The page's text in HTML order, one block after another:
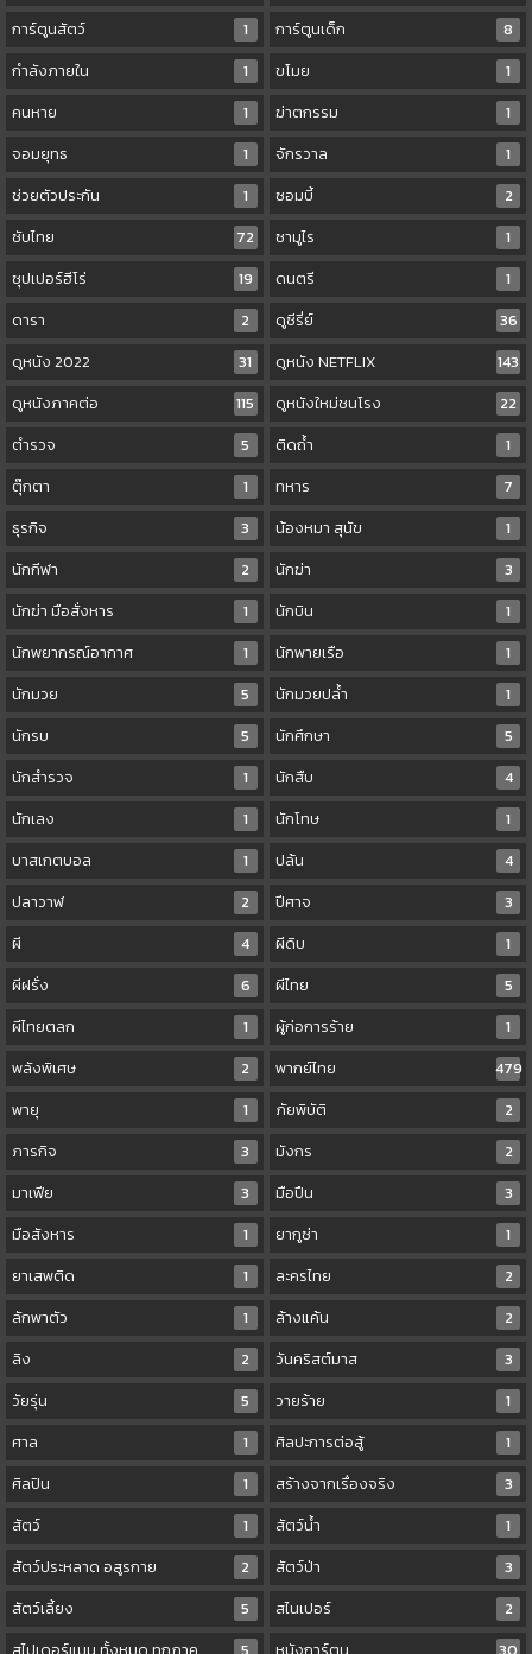
การ์ตูนสัตว์
1 การ์ตูนเด็ก
8
กำลังภายใน
1 ขโมย
1
คนหาย
1 ฆ่าตกรรม
1
จอมยุทธ
1 จักรวาล
1
ช่วยตัวประกัน
1 ซอมบี้
2
ซับไทย
72 ซามูไร
1
ซุปเปอร์ฮีโร่
19 ดนตรี
1
ดารา
2 ดูซีรี่ย์
36
ดูหนัง 2022
31 ดูหนัง NETFLIX
143
ดูหนังภาคต่อ
115 ดูหนังใหม่ชนโรง
22
ตำรวจ
5 ติดถ้ำ
1
ตุ๊กตา
1 ทหาร
7
ธุรกิจ
3 น้องหมา สุนัข
1
นักกีฬา
2 นักฆ่า
3
นักฆ่า มือสั่งหาร
1 นักบิน
1
นักพยากรณ์อากาศ
1 นักพายเรือ
1
นักมวย
5 นักมวยปล้ำ
1
นักรบ
5 นักศึกษา
5
นักสำรวจ
1 นักสืบ
4
นักเลง
1 นักโทษ
1
บาสเกตบอล
1 ปล้น
4
ปลาวาฬ
2 ปีศาจ
3
ผี
4 ผีดิบ
1
ผีฝรั่ง
6 ผีไทย
5
ผีไทยตลก
1 ผู้ก่อการร้าย
1
พลังพิเศษ
2 พากย์ไทย
479
พายุ
1 ภัยพิบัติ
2
ภารกิจ
3 มังกร
2
มาเฟีย
3 มือปืน
3
มือสังหาร
1 ยากูซ่า
1
ยาเสพติด
1 ละครไทย
2
ลักพาตัว
1 ล้างแค้น
2
ลิง
2 วันคริสต์มาส
3
วัยรุ่น
5 วายร้าย
1
ศาล
1 ศิลปะการต่อสู้
1
ศิลปิน
1 สร้างจากเรื่องจริง
3
สัตว์
1 สัตว์น้ำ
1
สัตว์ประหลาด อสูรกาย
2 สัตว์ป่า
3
สัตว์เลี้ยง
5 สไนเปอร์
2